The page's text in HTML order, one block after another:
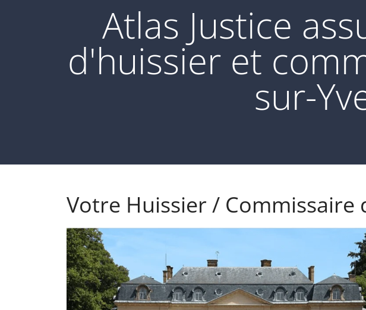
Atlas Justice
d'huissier et
sur-
Votre Huissier / Commissaire